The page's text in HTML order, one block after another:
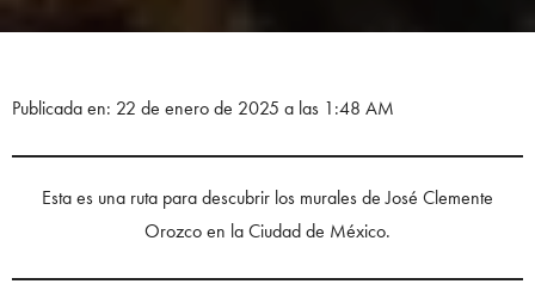
Publicada en: 22 de enero de 2025 a las 1:48 AM
Esta es una ruta para descubrir los murales de José Clemente
Orozco en la Ciudad de México.